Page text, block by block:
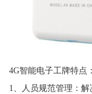
4G智能电子工牌特点：
1、人员规范管理：